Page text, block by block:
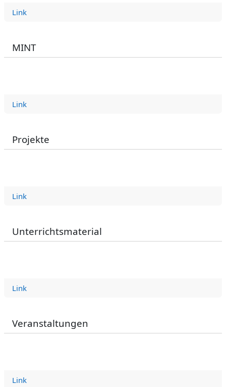
Link
MINT
Link
Projekte
Link
Unterrichtsmaterial
Link
Veranstaltungen
Link